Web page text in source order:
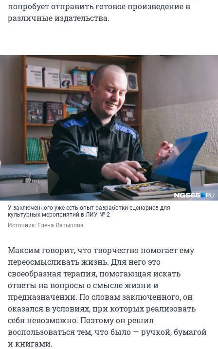
попробует отправить готовое произведение в
различные издательства.
У заключенного уже есть опыт разработки сценариев для
культурных мероприятий в ЛИУ № 2
Источник: Елена Латыпова
Максим говорит, что творчество помогает ему
переосмысливать жизнь. Для него это
своеобразная терапия, помогающая искать
ответы на вопросы о смысле жизни и
предназначении. По словам заключенного, он
оказался в условиях, при которых реализовать
себя невозможно. Поэтому он решил
воспользоваться тем, что было — ручкой, бумагой
и книгами.